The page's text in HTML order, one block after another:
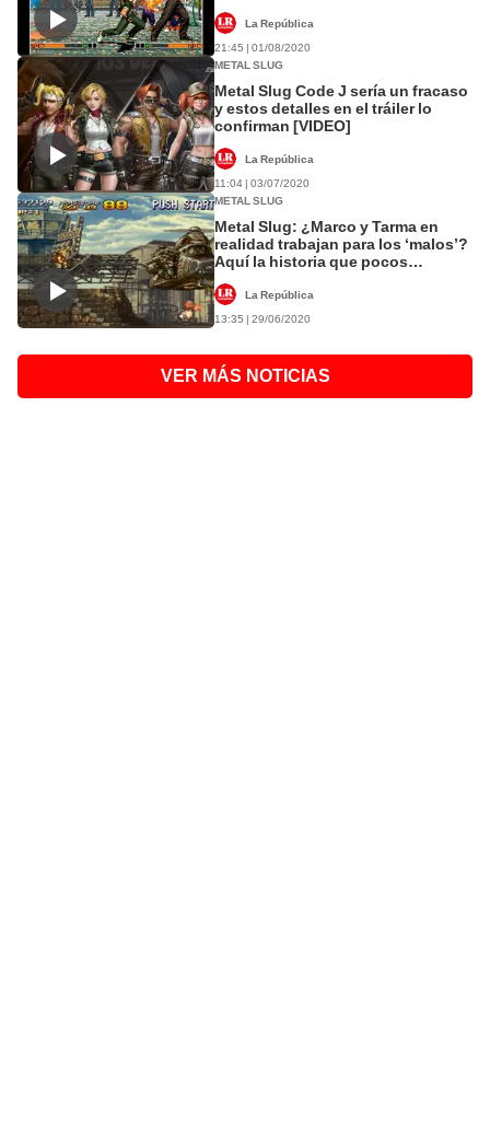
La República
21:45 | 01/08/2020
METAL SLUG
Metal Slug Code J sería un fracaso
y estos detalles en el tráiler lo
confirman [VIDEO]
La República
11:04 | 03/07/2020
METAL SLUG
Metal Slug: ¿Marco y Tarma en
realidad trabajan para los ‘malos’?
Aquí la historia que pocos
La República
13:35 | 29/06/2020
VER MÁS NOTICIAS